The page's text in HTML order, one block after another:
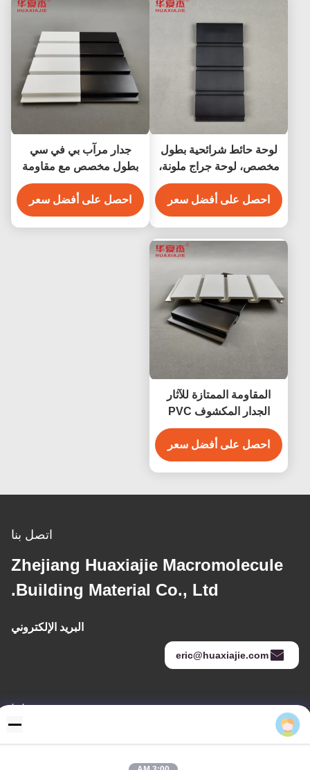
لوحة حائط شرائحية بطول
مخصص، لوحة جراج ملونة،
ديكور حائط داخلي
احصل على أفضل سعر
جدار مرآب بي في سي
بطول مخصص مع مقاومة
رطوبة ممتازة
احصل على أفضل سعر
المقاومة الممتازة للآثار
الجدار المكشوف PVC
حلول تخزين دائمة وأنيقة
احصل على أفضل سعر
اتصل بنا
Zhejiang Huaxiajie Macromolecule
Building Material Co., Ltd.
البريد الإلكتروني
eric@huaxiajie.com
عنواننا
عنوان
Eric